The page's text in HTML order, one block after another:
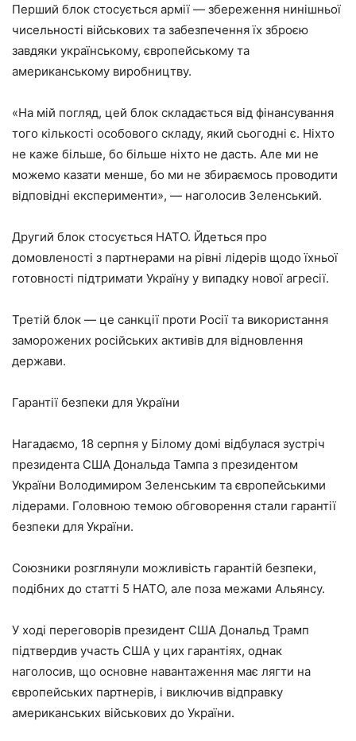
Перший блок стосується армії — збереження нинішньої
чисельності військових та забезпечення їх зброєю
завдяки українському, європейському та
американському виробництву.
«На мій погляд, цей блок складається від фінансування
того кількості особового складу, який сьогодні є. Ніхто
не каже більше, бо більше ніхто не дасть. Але ми не
можемо казати менше, бо ми не збираємось проводити
відповідні експерименти», — наголосив Зеленський.
Другий блок стосується НАТО. Йдеться про
домовленості з партнерами на рівні лідерів щодо їхньої
готовності підтримати Україну у випадку нової агресії.
Третій блок — це санкції проти Росії та використання
заморожених російських активів для відновлення
держави.
Гарантії безпеки для України
Нагадаємо, 18 серпня у Білому домі відбулася зустріч
президента США Дональда Тампа з президентом
України Володимиром Зеленським та європейськими
лідерами. Головною темою обговорення стали гарантії
безпеки для України.
Союзники розглянули можливість гарантій безпеки,
подібних до статті 5 НАТО, але поза межами Альянсу.
У ході переговорів президент США Дональд Трамп
підтвердив участь США у цих гарантіях, однак
наголосив, що основне навантаження має лягти на
європейських партнерів, і виключив відправку
американських військових до України.